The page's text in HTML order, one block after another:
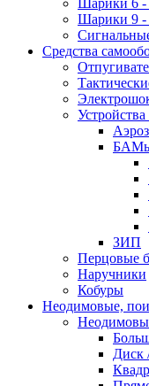
Шарики 9 -
Средства
ЗИП
Перцовые
Наручники
Кобуры
Неодимовые,
Диск